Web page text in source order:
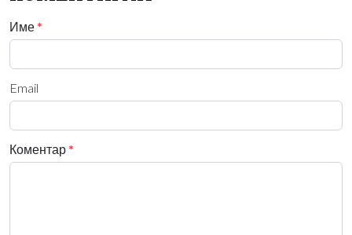
Име *
Email
Коментар *